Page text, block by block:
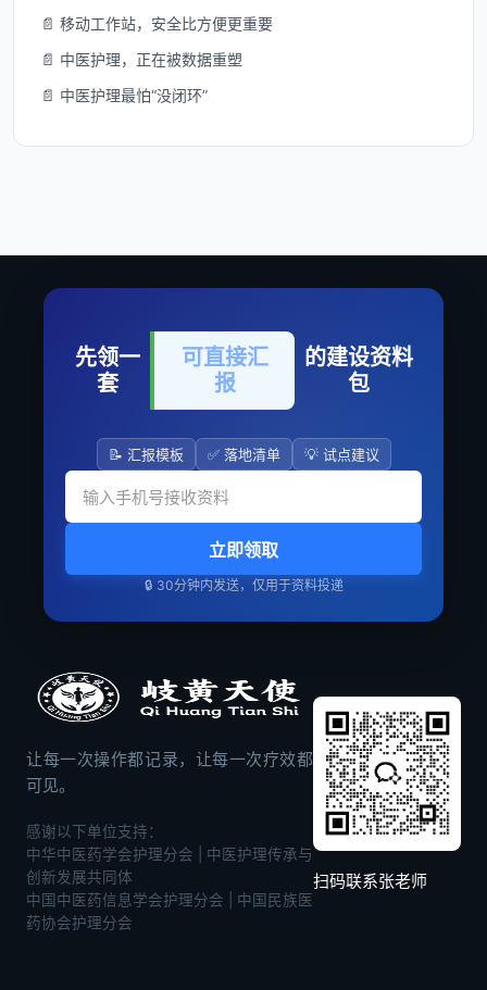
📄 移动工作站，安全比方便更重要
📄 中医护理，正在被数据重塑
📄 中医护理最怕“没闭环”
先领一
套
可直接汇
报
的建设资料
包
📝 汇报模板 ✅ 落地清单 💡 试点建议
立即领取
🔒 30分钟内发送，仅用于资料投递
让每一次操作都记录，让每一次疗效都
可见。
感谢以下单位支持：
中华中医药学会护理分会 | 中医护理传承与
创新发展共同体
中国中医药信息学会护理分会 | 中国民族医
药协会护理分会
扫码联系张老师